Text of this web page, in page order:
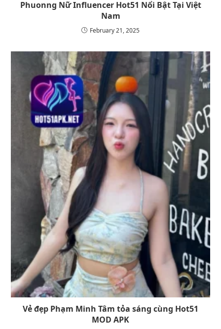
Phuonng Nữ Influencer Hot51 Nổi Bật Tại Việt
Nam
February 21, 2025
Vẻ đẹp Phạm Minh Tâm tỏa sáng cùng Hot51
MOD APK